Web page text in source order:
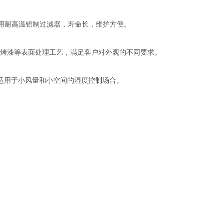
高温铝制过滤器，寿命长，维护方便。
等表面处理工艺，满足客户对外观的不同要求。
于小风量和小空间的湿度控制场合。